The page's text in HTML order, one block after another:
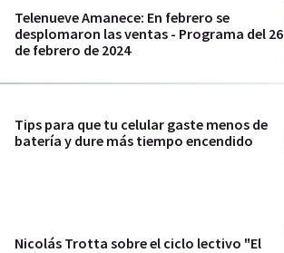
Telenueve Amanece: En febrero se
desplomaron las ventas - Programa del 26
de febrero de 2024
Tips para que tu celular gaste menos de
batería y dure más tiempo encendido
Nicolás Trotta sobre el ciclo lectivo "El